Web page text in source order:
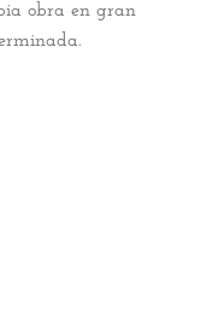
obra en gran